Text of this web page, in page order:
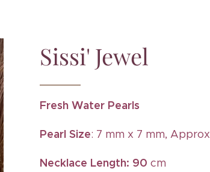
Sissi' Jewel
Fresh Water Pearls
Pearl Size: 7 mm x 7 mm, Approx
Necklace Length: 90 cm